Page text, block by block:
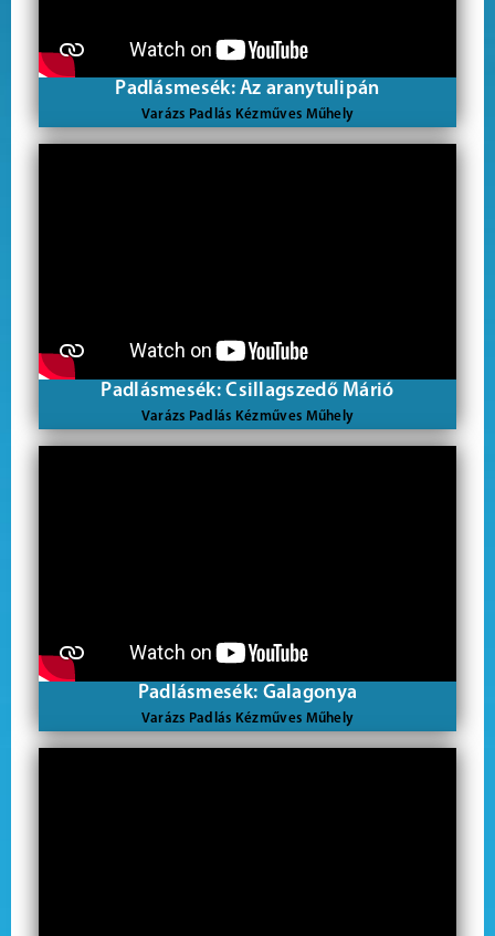
Padlásmesék: Az aranytulipán
Varázs Padlás Kézműves Műhely
Padlásmesék: Csillagszedő Márió
Varázs Padlás Kézműves Műhely
Padlásmesék: Galagonya
Varázs Padlás Kézműves Műhely